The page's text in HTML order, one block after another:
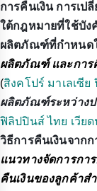
การคืนเงิน การเ
ใต้กฎหมายที่ใช้บัง
ผลิตภัณฑ์ที่กำหนด
ผลิตภัณฑ์ และการ
(สิงคโปร์ มาเลเซีย
ผลิตภัณฑ์ระหว่างป
ฟิลิปปินส์ ไทย เวีย
วิธีการคืนเงินจาก
แนวทางจัดการกา
คืนเงินของลูกค้าส